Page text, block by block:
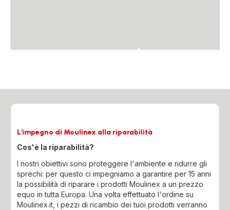
L'impegno di Moulinex alla riparabilità
Cos'è la riparabilità?
I nostri obiettivi sono proteggere l'ambiente e ridurre gli
sprechi: per questo ci impegniamo a garantire per 15 anni
la possibilità di riparare i prodotti Moulinex a un prezzo
equo in tutta Europa. Una volta effettuato l'ordine su
Moulinex.it, i pezzi di ricambio dei tuoi prodotti verranno